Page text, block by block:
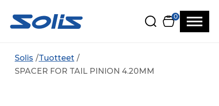
0
Solis
Tuotteet
SPACER FOR TAIL PINION 4.20MM